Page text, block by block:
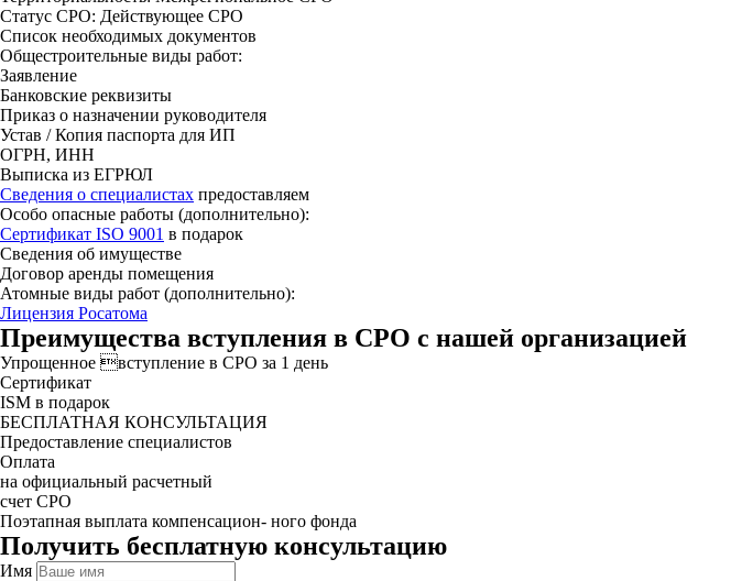
Статус СРО: Действующее СРО
Список необходимых документов
Общестроительные виды работ:
Заявление
Банковские реквизиты
Приказ о назначении руководителя
Устав / Копия паспорта для ИП
ОГРН, ИНН
Выписка из ЕГРЮЛ
Сведения о специалистах предоставляем
Особо опасные работы (дополнительно):
Сертификат ISO 9001 в подарок
Сведения об имуществе
Договор аренды помещения
Атомные виды работ (дополнительно):
Лицензия Росатома
Преимущества вступления в СРО с нашей организацией
Упрощенное вступление в СРО за 1 день
Сертификат
ISM в подарок
БЕСПЛАТНАЯ КОНСУЛЬТАЦИЯ
Предоставление специалистов
Оплата
на официальный расчетный
счет СРО
Поэтапная выплата компенсацион- ного фонда
Получить бесплатную консультацию
Имя